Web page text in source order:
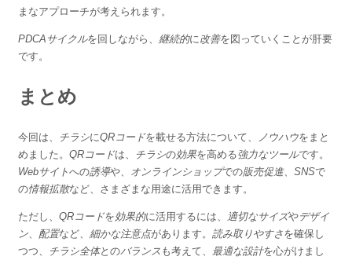
まなアプローチが考えられます。
PDCAサイクルを回しながら、 継続的に 改善を図っていくことが肝要
です。
まとめ
今回は、 チラシにQRコードを載せる方法について、 ノウハウをまと
めました。 QRコードは、 チラシの効果を高める強力なツールです。
Webサイトへの誘導や、 オンラインショップでの販売促進、 SNSで
の情報拡散など、さまざまな用途に活用できます。
ただし、 QRコードを効果的に活用するには、 適切なサイズやデザイ
ン、 配置など、 細かな注意点があります。 読み取りやすさを確保し
つつ、
チラシ全体とのバランス も考えて、 最適な設計を心がけまし